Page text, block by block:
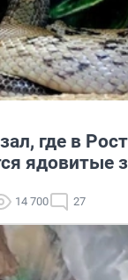
где в
ядовитые
14 700 27